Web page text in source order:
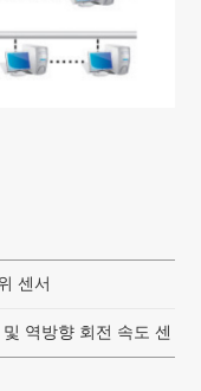
센서
역방향 회전 속도 센